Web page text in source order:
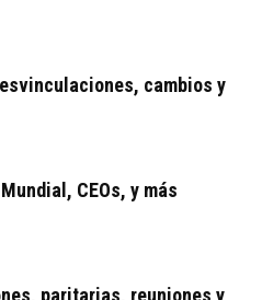
cambios y
CEOs, y más
paritarias, reuniones y